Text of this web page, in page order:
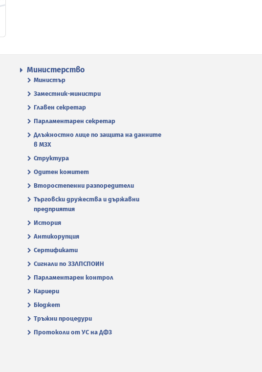
Министерство
Министър
Заместник-министри
Главен секретар
Парламентарен секретар
Длъжностно лице по защита на данните
в МЗХ
Структура
Одитен комитет
Второстепенни разпоредители
Търговски дружества и държавни
предприятия
История
Антикорупция
Сертификати
Сигнали по ЗЗЛПСПОИН
Парламентарен контрол
Кариери
Бюджет
Тръжни процедури
Протоколи от УС на ДФЗ